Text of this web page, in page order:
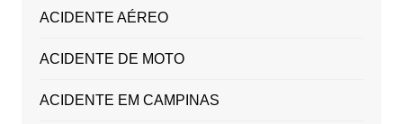
ACIDENTE AÉREO
ACIDENTE DE MOTO
ACIDENTE EM CAMPINAS